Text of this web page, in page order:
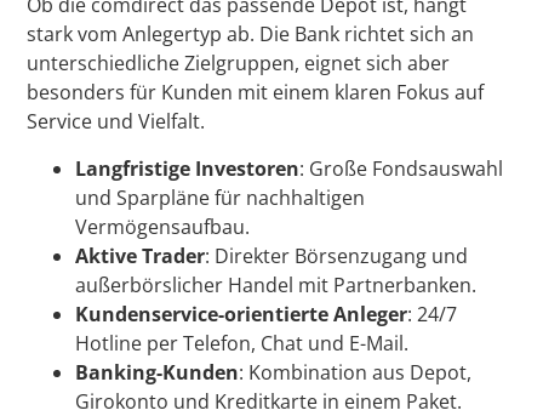
stark vom Anlegertyp ab. Die Bank richtet sich an
unterschiedliche Zielgruppen, eignet sich aber
besonders für Kunden mit einem klaren Fokus auf
Service und Vielfalt.
Langfristige Investoren: Große Fondsauswahl
und Sparpläne für nachhaltigen
Vermögensaufbau.
Aktive Trader: Direkter Börsenzugang und
außerbörslicher Handel mit Partnerbanken.
Kundenservice-orientierte Anleger: 24/7
Hotline per Telefon, Chat und E-Mail.
Banking-Kunden: Kombination aus Depot,
Girokonto und Kreditkarte in einem Paket.